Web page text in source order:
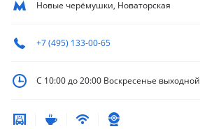
Новые черёмушки, Новаторская
+7 (495) 133-00-65
С 10:00 до 20:00 Воскресенье выходной